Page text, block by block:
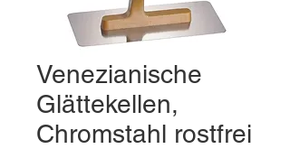
Venezianische
Glättekellen,
Chromstahl rostfrei